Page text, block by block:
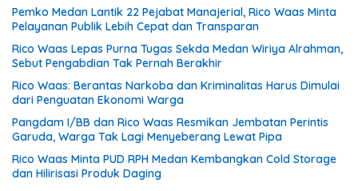
Pemko Medan Lantik 22 Pejabat Manajerial, Rico Waas Minta
Pelayanan Publik Lebih Cepat dan Transparan
Rico Waas Lepas Purna Tugas Sekda Medan Wiriya Alrahman,
Sebut Pengabdian Tak Pernah Berakhir
Rico Waas: Berantas Narkoba dan Kriminalitas Harus Dimulai
dari Penguatan Ekonomi Warga
Pangdam I/BB dan Rico Waas Resmikan Jembatan Perintis
Garuda, Warga Tak Lagi Menyeberang Lewat Pipa
Rico Waas Minta PUD RPH Medan Kembangkan Cold Storage
dan Hilirisasi Produk Daging